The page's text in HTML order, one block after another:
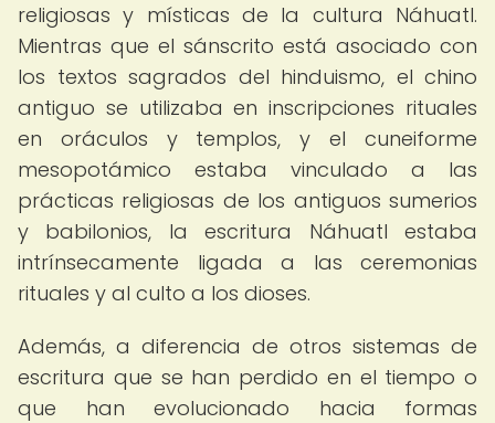
religiosas y místicas de la cultura Náhuatl.
Mientras que el sánscrito está asociado con
los textos sagrados del hinduismo, el chino
antiguo se utilizaba en inscripciones rituales
en oráculos y templos, y el cuneiforme
mesopotámico estaba vinculado a las
prácticas religiosas de los antiguos sumerios
y babilonios, la escritura Náhuatl estaba
intrínsecamente ligada a las ceremonias
rituales y al culto a los dioses.
Además, a diferencia de otros sistemas de
escritura que se han perdido en el tiempo o
que han evolucionado hacia formas